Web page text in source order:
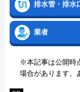
排水管・排水
業者
※本記事は公開時
場合があります。